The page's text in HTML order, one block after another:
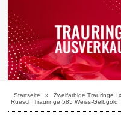
Startseite » Zweifarbige Trauringe »
Ruesch Trauringe 585 Weiss-